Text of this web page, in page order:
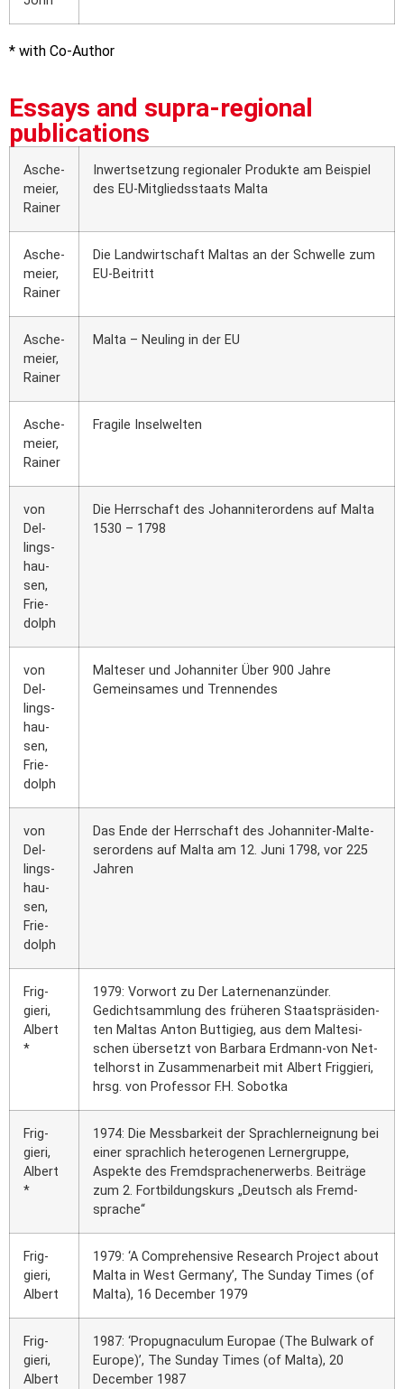
* with Co-Aut­hor
Essays and supra-regional
publications
Asche­
mei­er,
Rai­ner
Inwert­set­zung regio­na­ler Pro­duk­te am Bei­spiel
des EU-Mit­glieds­staats Mal­ta
Asche­
mei­er,
Rai­ner
Die Land­wirt­schaft Mal­tas an der Schwel­le zum
EU-Bei­tritt
Asche­
mei­er,
Rai­ner
Mal­ta – Neu­ling in der EU
Asche­
mei­er,
Rai­ner
Fra­gi­le Insel­wel­ten
von
Del­
lings­
hau­
sen,
Frie­
dolph
Die Herr­schaft des Johan­ni­ter­or­dens auf Mal­ta
1530 – 1798
von
Del­
lings­
hau­
sen,
Frie­
dolph
Mal­te­ser und Johan­ni­ter Über 900 Jah­re
Gemein­sa­mes und Tren­nen­des
von
Del­
lings­
hau­
sen,
Frie­
dolph
Das Ende der Herr­schaft des Johan­ni­ter-Mal­te­
ser­or­dens auf Mal­ta am 12. Juni 1798, vor 225
Jah­ren
Frig­
gie­ri,
Albert
*
1979: Vor­wort zu Der Later­nen­an­zün­der.
Gedicht­samm­lung des frü­he­ren Staats­prä­si­den­
ten Mal­tas Anton Butt­i­gieg, aus dem Mal­te­si­
schen über­setzt von Bar­ba­ra Erd­mann-von Net­
tel­horst in Zusam­men­ar­beit mit Albert Frig­gie­ri,
hrsg. von Pro­fes­sor F.H. Sobot­ka
Frig­
gie­ri,
Albert
*
1974: Die Mess­bar­keit der Sprach­lern­eig­nung bei
einer sprach­lich hete­ro­ge­nen Lern­ergrup­pe,
Aspek­te des Fremd­spra­che­n­er­werbs. Bei­trä­ge
zum 2. Fort­bil­dungs­kurs „Deutsch als Fremd­
spra­che“
Frig­
gie­ri,
Albert
1979: ‘A Com­pre­hen­si­ve Rese­arch Pro­ject about
Mal­ta in West Ger­ma­ny’, The Sun­day Times (of
Mal­ta), 16 Decem­ber 1979
Frig­
gie­ri,
Albert
1987: ‘Pro­pug­na­cu­lum Euro­pae (The Bul­wark of
Euro­pe)’, The Sun­day Times (of Mal­ta), 20
Decem­ber 1987